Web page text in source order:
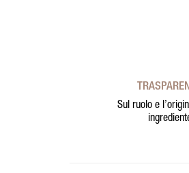
Sul ruolo e